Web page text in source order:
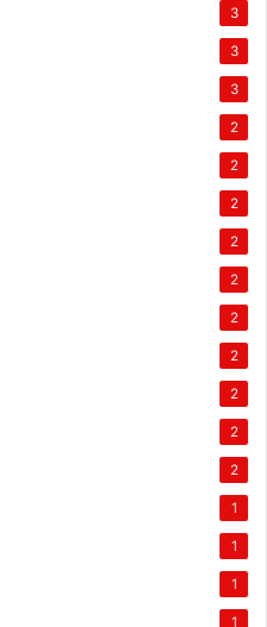
3
3
3
2
2
2
2
2
2
2
2
2
2
1
1
1
1